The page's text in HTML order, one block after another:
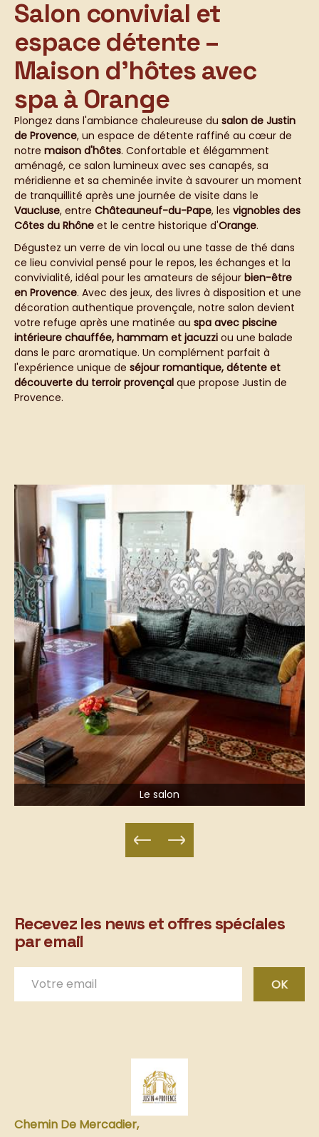
Salon convivial et
espace détente –
Maison d’hôtes avec
spa à Orange
Plongez dans l'ambiance chaleureuse du salon de Justin
de Provence, un espace de détente raffiné au cœur de
notre maison d'hôtes. Confortable et élégamment
aménagé, ce salon lumineux avec ses canapés, sa
méridienne et sa cheminée invite à savourer un moment
de tranquillité après une journée de visite dans le
Vaucluse, entre Châteauneuf-du-Pape, les vignobles des
Côtes du Rhône et le centre historique d'Orange.
Dégustez un verre de vin local ou une tasse de thé dans
ce lieu convivial pensé pour le repos, les échanges et la
convivialité, idéal pour les amateurs de séjour bien-être
en Provence. Avec des jeux, des livres à disposition et une
décoration authentique provençale, notre salon devient
votre refuge après une matinée au spa avec piscine
intérieure chauffée, hammam et jacuzzi ou une balade
dans le parc aromatique. Un complément parfait à
l'expérience unique de séjour romantique, détente et
découverte du terroir provençal que propose Justin de
Provence.
Le salon
Recevez les news et offres spéciales
par email
OK
Chemin De Mercadier,